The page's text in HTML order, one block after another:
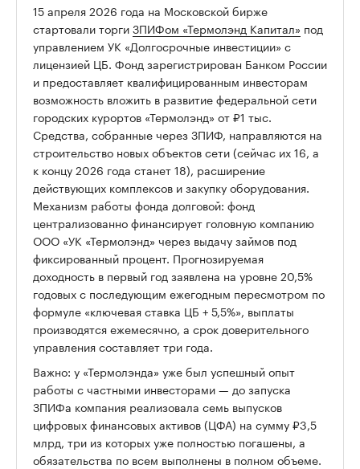
15 апреля 2026 года на Московской бирже
стартовали торгиЗПИФом «Термолэнд Капитал» под
управлением УК «Долгосрочные инвестиции» с
лицензией ЦБ. Фонд зарегистрирован Банком России
и предоставляет квалифицированным инвесторам
возможность вложить в развитие федеральной сети
городских курортов «Термолэнд» от ₽1 тыс.
Средства, собранные через ЗПИФ, направляются на
строительство новых объектов сети (сейчас их 16, а
к концу 2026 года станет 18), расширение
действующих комплексов и закупку оборудования.
Механизм работы фонда долговой: фонд
централизованно финансирует головную компанию
ООО «УК «Термолэнд» через выдачу займов под
фиксированный процент. Прогнозируемая
доходность в первый год заявлена на уровне 20,5%
годовых с последующим ежегодным пересмотром по
формуле «ключевая ставка ЦБ + 5,5%», выплаты
производятся ежемесячно, а срок доверительного
управления составляет три года.
Важно: у «Термолэнда» уже был успешный опыт
работы с частными инвесторами — до запуска
ЗПИФа компания реализовала семь выпусков
цифровых финансовых активов (ЦФА) на сумму ₽3,5
млрд, три из которых уже полностью погашены, а
обязательства по всем выполнены в полном объеме.